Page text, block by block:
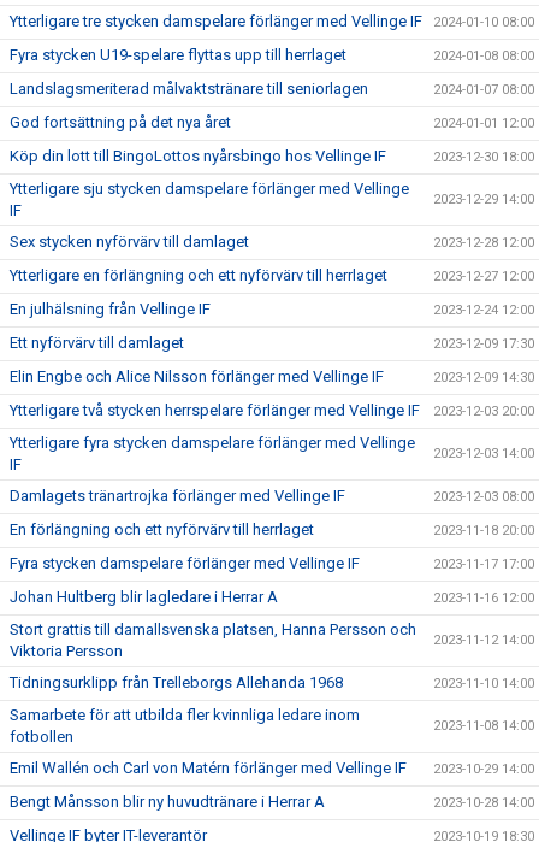
Ytterligare tre stycken damspelare förlänger med Vellinge IF 2024-01-10 08:00
Fyra stycken U19-spelare flyttas upp till herrlaget 2024-01-08 08:00
Landslagsmeriterad målvaktstränare till seniorlagen 2024-01-07 08:00
God fortsättning på det nya året 2024-01-01 12:00
Köp din lott till BingoLottos nyårsbingo hos Vellinge IF 2023-12-30 18:00
Ytterligare sju stycken damspelare förlänger med Vellinge
IF
2023-12-29 14:00
Sex stycken nyförvärv till damlaget 2023-12-28 12:00
Ytterligare en förlängning och ett nyförvärv till herrlaget 2023-12-27 12:00
En julhälsning från Vellinge IF 2023-12-24 12:00
Ett nyförvärv till damlaget 2023-12-09 17:30
Elin Engbe och Alice Nilsson förlänger med Vellinge IF 2023-12-09 14:30
Ytterligare två stycken herrspelare förlänger med Vellinge IF 2023-12-03 20:00
Ytterligare fyra stycken damspelare förlänger med Vellinge
IF
2023-12-03 14:00
Damlagets tränartrojka förlänger med Vellinge IF 2023-12-03 08:00
En förlängning och ett nyförvärv till herrlaget 2023-11-18 20:00
Fyra stycken damspelare förlänger med Vellinge IF 2023-11-17 17:00
Johan Hultberg blir lagledare i Herrar A 2023-11-16 12:00
Stort grattis till damallsvenska platsen, Hanna Persson och
Viktoria Persson
2023-11-12 14:00
Tidningsurklipp från Trelleborgs Allehanda 1968 2023-11-10 14:00
Samarbete för att utbilda fler kvinnliga ledare inom
fotbollen
2023-11-08 14:00
Emil Wallén och Carl von Matérn förlänger med Vellinge IF 2023-10-29 14:00
Bengt Månsson blir ny huvudtränare i Herrar A 2023-10-28 14:00
Vellinge IF byter IT-leverantör 2023-10-19 18:30